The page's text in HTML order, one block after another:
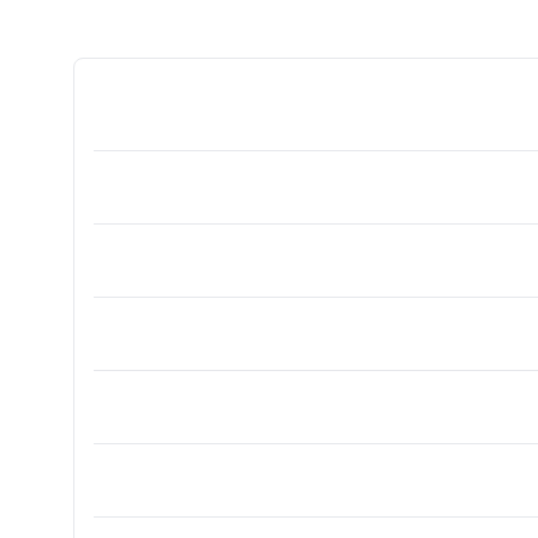
خود را اندازه گیری کنید. تولیدکنندگان
نشان دهند تا افراد بیشتری بتوانند از این
به نوعی در تمامی محصولات دیجیتال مانند
کنند.
ساعت گلکسی واچ 4 سایز 44 میلی متری سامسونگ نیز از این قاعده مستثنی نیست و باید هر روز آن را با استفاده از قطعات این ساعت شارژ کنید. باتری 361 میلی